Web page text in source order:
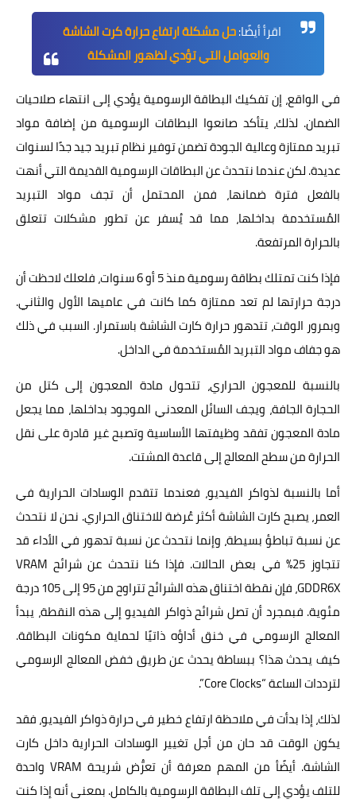
اقرأ أيضًا:حل مشكلة ارتفاع حرارة كرت الشاشة
والعوامل التي تؤدي لظهور المشكلة
في الواقع، إن تفكيك البطاقة الرسومية يؤدي إلى انتهاء صلاحيات
الضمان. لذلك، يتأكد صانعوا البطاقات الرسومية من إضافة مواد
تبريد ممتازة وعالية الجودة تضمن توفير نظام تبريد جيد جدًا لسنوات
عديدة. لكن عندما نتحدث عن البطاقات الرسومية القديمة التي أنهت
بالفعل فترة ضمانها، فمن المحتمل أن تجف مواد التبريد
المُستخدمة بداخلها، مما قد يُسفر عن تطور مشكلات تتعلق
بالحرارة المرتفعة.
فإذا كنت تمتلك بطاقة رسومية منذ 5 أو 6 سنوات، فلعلك لاحظت أن
درجة حرارتها لم تعد ممتازة كما كانت في عاميها الأول والثاني.
وبمرور الوقت، تتدهور حرارة كارت الشاشة باستمرار. السبب في ذلك
هو جفاف مواد التبريد المُستخدمة في الداخل.
بالنسبة للمعجون الحراري، تتحول مادة المعجون إلى كتل من
الحجارة الجافة، ويجف السائل المعدني الموجود بداخلها، مما يجعل
مادة المعجون تفقد وظيفتها الأساسية وتصبح غير قادرة على نقل
الحرارة من سطح المعالج إلى قاعدة المشتت.
أما بالنسبة لذواكر الفيديو، فعندما تتقدم الوسادات الحرارية في
العمر، يصبح كارت الشاشة أكثر عُرضة للاختناق الحراري. نحن لا نتحدث
عن نسبة تباطؤ بسيطة، وإنما نتحدث عن نسبة تدهور في الأداء قد
تتجاوز 25% في بعض الحالات. فإذا كنا نتحدث عن شرائح VRAM
GDDR6X، فإن نقطة اختناق هذه الشرائح تتراوح من 95 إلى 105 درجة
مئوية. فبمجرد أن تصل شرائح ذواكر الفيديو إلى هذه النقطة، يبدأ
المعالج الرسومي في خنق أداؤه ذاتيًا لحماية مكونات البطاقة.
كيف يحدث هذا؟ ببساطة يحدث عن طريق خفض المعالج الرسومي
لترددات الساعة “Core Clocks”.
لذلك، إذا بدأت في ملاحظة ارتفاع خطير في حرارة ذواكر الفيديو، فقد
يكون الوقت قد حان من أجل تغيير الوسادات الحرارية داخل كارت
الشاشة. أيضًأ من المهم معرفة أن تعرُّض شريحة VRAM واحدة
للتلف يؤدي إلى تلف البطاقة الرسومية بالكامل. بمعنى أنه إذا كنت